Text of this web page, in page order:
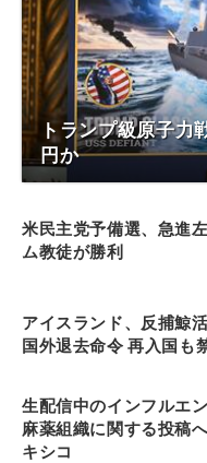
トランプ級原子
円か
米民主党予備選、急進
ム教徒が勝利
アイスランド、反捕鯨
国外退去命令 再入国も
生配信中のインフルエン
麻薬組織に関する投稿
キシコ